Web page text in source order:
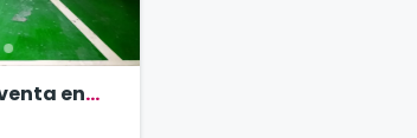
en